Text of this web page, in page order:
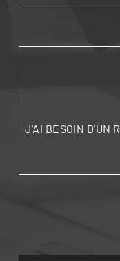
J'AI BESOIN D'UN